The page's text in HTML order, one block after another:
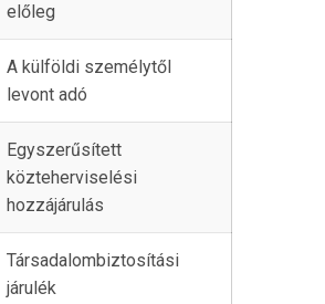
előleg
A külföldi személytől
levont adó
Egyszerűsített
közteherviselési
hozzájárulás
Társadalombiztosítási
járulék